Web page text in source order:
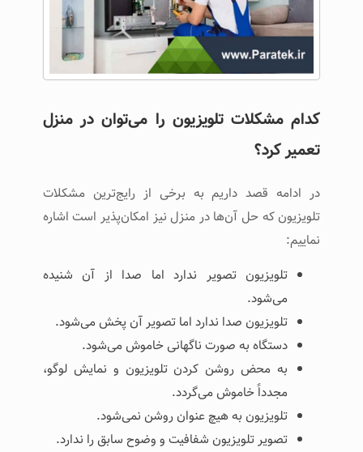
کدام مشکلات تلویزیون را می‌توان در منزل
تعمیر کرد؟
در ادامه قصد داریم به برخی از رایج‌ترین مشکلات
تلویزیون که حل آن‌ها در منزل نیز امکان‌پذیر است اشاره
نماییم:
تلویزیون تصویر ندارد اما صدا از آن شنیده
می‌شود.
تلویزیون صدا ندارد اما تصویر آن پخش می‌شود.
دستگاه به صورت ناگهانی خاموش می‌شود.
به محض روشن کردن تلویزیون و نمایش لوگو،
مجدداً خاموش می‌گردد.
تلویزیون به هیچ عنوان روشن نمی‌شود.
تصویر تلویزیون شفافیت و وضوح سابق را ندارد.